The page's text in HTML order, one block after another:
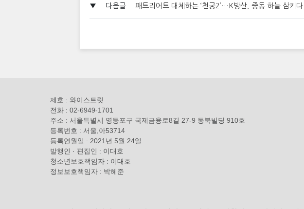
▼ 다음글 패트리어트 대체하는 ‘천궁2’…K방산, 중동 하늘 삼키다
제호 : 와이스트릿
전화 : 02-6949-1701
주소 : 서울특별시 영등포구 국제금융로8길 27-9 동북빌딩 910호
등록번호 : 서울,아53714
등록연월일 : 2021년 5월 24일
발행인 · 편집인 : 이대호
청소년보호책임자 : 이대호
정보보호책임자 : 박혜준